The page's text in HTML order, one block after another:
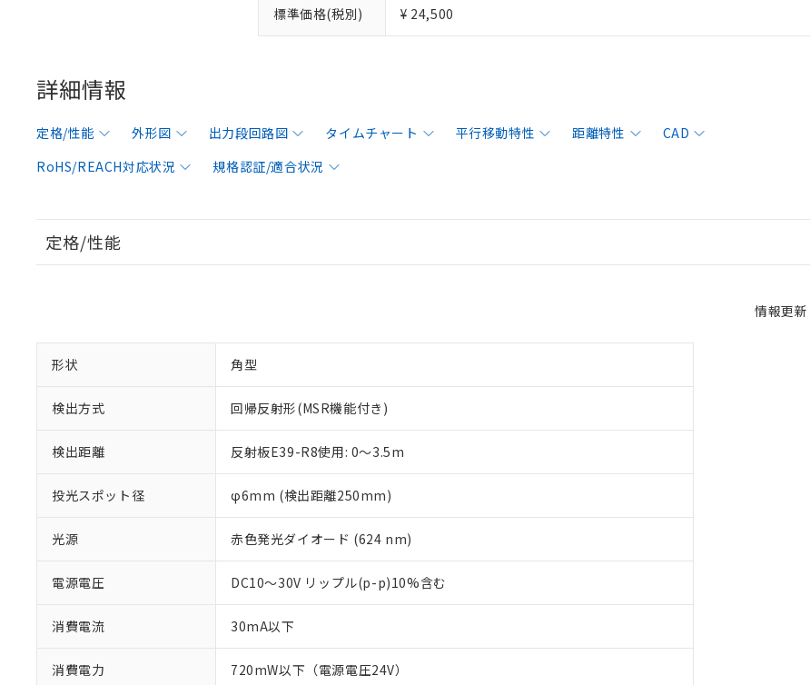
標準価格(税別) ¥ 24,500
詳細情報
定格/性能 外形図 出力段回路図 タイムチャート 平行移動特性 距離特性
CAD
RoHS/REACH対応状況
規格認証/適合状況
定格/性能
情報更
形状 角型
検出方式 回帰反射形(MSR機能付き)
検出距離 反射板E39-R8使用: 0～3.5m
投光スポット径 φ6mm (検出距離250mm)
光源 赤色発光ダイオード (624 nm)
電源電圧 DC10～30V リップル(p-p)10%含む
消費電流 30mA以下
消費電力 720mW以下（電源電圧24V）